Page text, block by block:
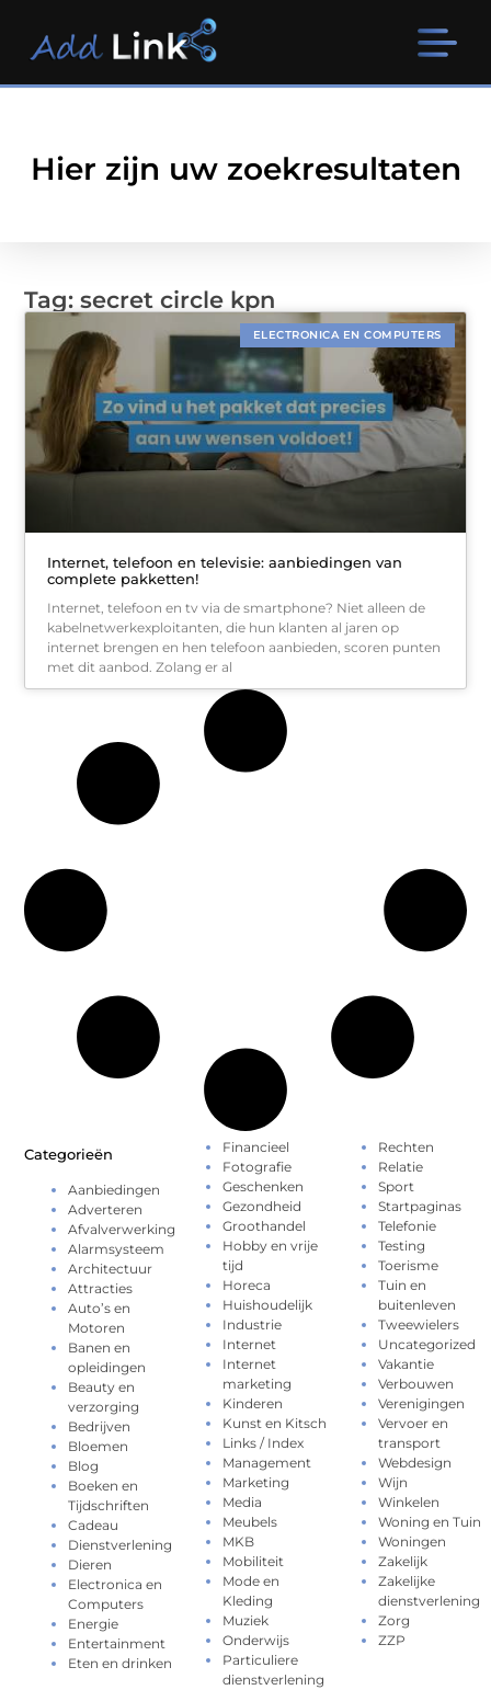
Hier zijn uw zoekresultaten
Tag: secret circle kpn
ELECTRONICA EN COMPUTERS
Internet, telefoon en televisie: aanbiedingen van
complete pakketten!
Internet, telefoon en tv via de smartphone? Niet alleen de
kabelnetwerkexploitanten, die hun klanten al jaren op
internet brengen en hen telefoon aanbieden, scoren punten
met dit aanbod. Zolang er al
Categorieën
Aanbiedingen
Adverteren
Afvalverwerking
Alarmsysteem
Architectuur
Attracties
Auto’s en
Motoren
Banen en
opleidingen
Beauty en
verzorging
Bedrijven
Bloemen
Blog
Boeken en
Tijdschriften
Cadeau
Dienstverlening
Dieren
Electronica en
Computers
Energie
Entertainment
Eten en drinken
Financieel
Fotografie
Geschenken
Gezondheid
Groothandel
Hobby en vrije
tijd
Horeca
Huishoudelijk
Industrie
Internet
Internet
marketing
Kinderen
Kunst en Kitsch
Links / Index
Management
Marketing
Media
Meubels
MKB
Mobiliteit
Mode en
Kleding
Muziek
Onderwijs
Particuliere
dienstverlening
Rechten
Relatie
Sport
Startpaginas
Telefonie
Testing
Toerisme
Tuin en
buitenleven
Tweewielers
Uncategorized
Vakantie
Verbouwen
Verenigingen
Vervoer en
transport
Webdesign
Wijn
Winkelen
Woning en Tuin
Woningen
Zakelijk
Zakelijke
dienstverlening
Zorg
ZZP